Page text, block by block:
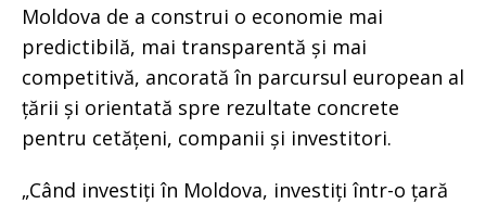
Moldova de a construi o economie mai
predictibilă, mai transparentă și mai
competitivă, ancorată în parcursul european al
țării și orientată spre rezultate concrete
pentru cetățeni, companii și investitori.
„Când investiți în Moldova, investiți într-o țară